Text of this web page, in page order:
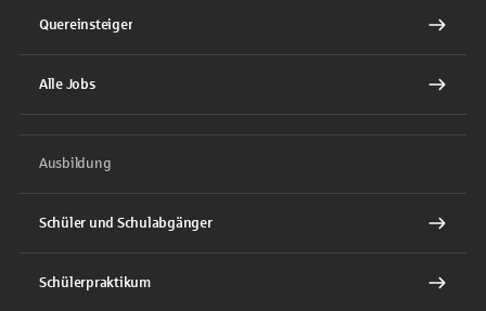
Quereinsteiger
Alle Jobs
Ausbildung
Schüler und Schulabgänger
Schülerpraktikum